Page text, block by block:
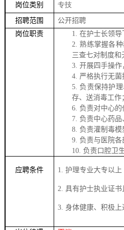
岗位类别
专技
招聘范围 公开招聘
岗位职责
1. 在护士长领导
2.熟练掌握各
三查七对制度和
3. 开展四手操
4. 严格执行无菌
5. 负责保持护
存、送消毒工作
6. 负责对中心
7. 负责中心药品
8. 负责灌制毒
9. 负责与医院各
10. 负责口腔卫
应聘条件 1. 护理专业大专以
2. 具有护士执业证书
3. 身体健康、积极